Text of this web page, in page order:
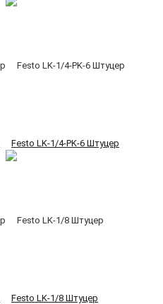
Festo LK-1/4-PK-6 Штуцер
Festo LK-1/8 Штуцер